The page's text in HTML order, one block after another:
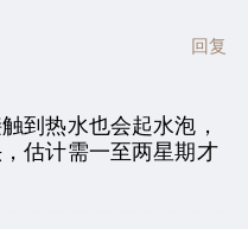
回复
到热水也会起水泡，
估计需一至两星期才